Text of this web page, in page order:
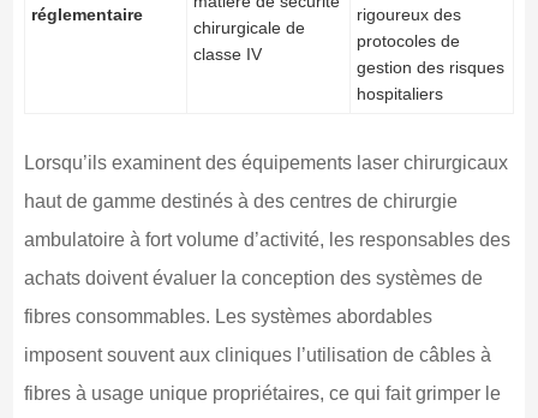
réglementaire
chirurgicale de
classe IV
rigoureux des
protocoles de
gestion des risques
hospitaliers
Lorsqu’ils examinent des équipements laser chirurgicaux
haut de gamme destinés à des centres de chirurgie
ambulatoire à fort volume d’activité, les responsables des
achats doivent évaluer la conception des systèmes de
fibres consommables. Les systèmes abordables
imposent souvent aux cliniques l’utilisation de câbles à
fibres à usage unique propriétaires, ce qui fait grimper le